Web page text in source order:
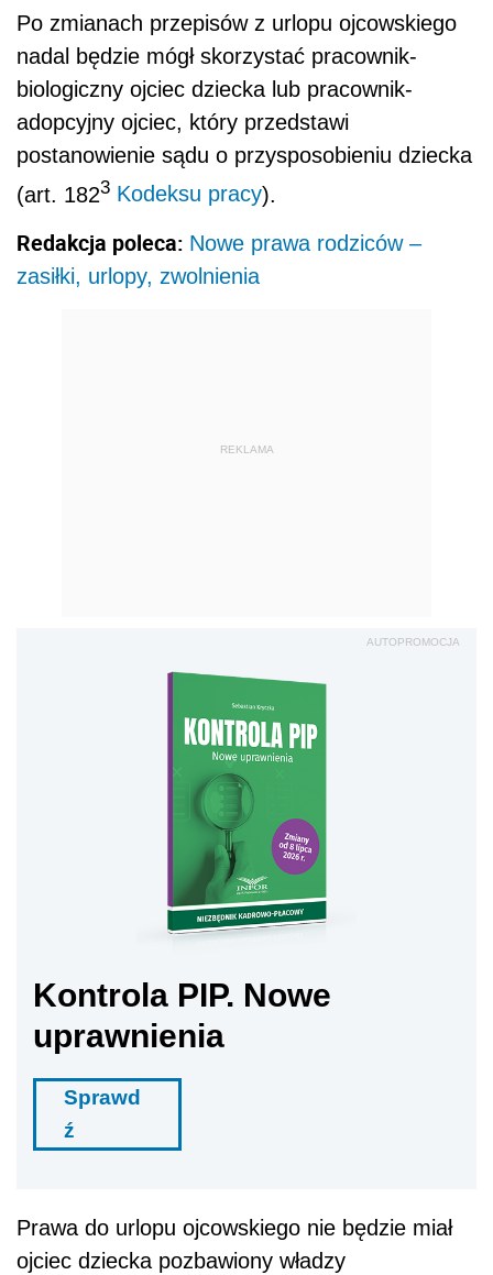
Po zmianach przepisów z urlopu ojcowskiego
nadal będzie mógł skorzystać pracownik-
biologiczny ojciec dziecka lub pracownik-
adopcyjny ojciec, który przedstawi
postanowienie sądu o przysposobieniu dziecka
(art. 1823 Kodeksu pracy).
Redakcja poleca: Nowe prawa rodziców –
zasiłki, urlopy, zwolnienia
REKLAMA
AUTOPROMOCJA
Kontrola PIP. Nowe
uprawnienia
Sprawd
ź
Prawa do urlopu ojcowskiego nie będzie miał
ojciec dziecka pozbawiony władzy